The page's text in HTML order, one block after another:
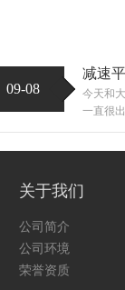
09-08
减速
今天和
一直很
关于我们
公司简介
公司环境
荣誉资质